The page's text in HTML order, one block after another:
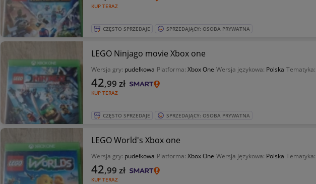
KUP TERAZ
CZĘSTO SPRZEDAJE SPRZEDAJĄCY: OSOBA PRYWATNA
LEGO Ninjago movie Xbox one
Wersja gry: pudełkowa Platforma: Xbox One Wersja językowa: Polska Tematyka:
KUP TERAZ
42,99 zł
CZĘSTO SPRZEDAJE SPRZEDAJĄCY: OSOBA PRYWATNA
LEGO World's Xbox one
Wersja gry: pudełkowa Platforma: Xbox One Wersja językowa: Polska Tematyka:
KUP TERAZ
42,99 zł